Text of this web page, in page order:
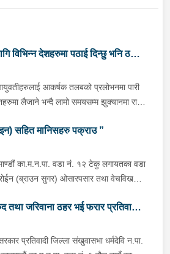
विभिन्न देशहरुमा पठाई दिन्छु भनि ठगी
आकर्षक तलबको प्रलोभनमा पारी
लैजाने भन्दै लामो समयसम्म झुक्यानमा राखि
ठगी गर्ने निम्न प्रतिवादीहरुलाई काठमाडौं
पक्राउ गरी थप अनुसन्धान तथा आवश्यक
विभाग ताहाचल, काठमाडौं पठाईएको ।
१. नाम थर :- पवन कुमार के.सी.
:- जिल्ला काठमाडौं टोखा न.पा. वडा
रकम :-
मिति :- २०८३/०४/१४ गते ।
का.म.न.पा. वडा नं.१० । पीडित संख्या
सहित मानिसहरु पक्राउ ”
का.म.न.पा. वडा नं. १२ टेकु लगायतका वडा
(ब्राउन सुगर) ओसारपसार तथा वेचविखन
गते अं १९;०० बजेको समयमा जिल्ला काठमाण्डौं
बा ४६ प १६२ नम्बरको स्कुटर रोकी
गरी निम्न परिमाणमा रहेको लागु औषध खैरो
तथा जरिवाना ठहर भई फरार प्रतिवादी
प्रतिवादी जिल्ला संखुवासभा धर्मदेवि न.पा.